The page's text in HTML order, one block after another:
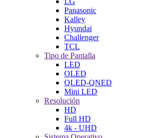
Panasonic
Kalley
Hyundai
Challenger
TCL
Tipo de Pantalla
LED
OLED
QLED-QNED
Mini LED
Resolución
HD
Full HD
4k - UHD